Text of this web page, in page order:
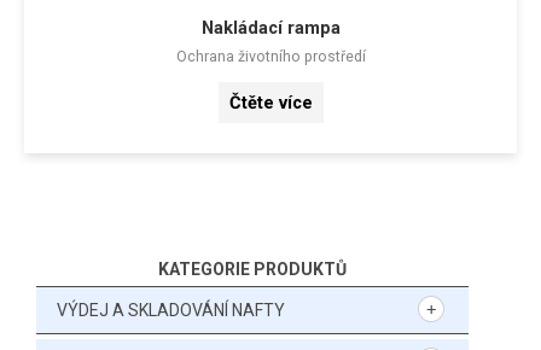
KATEGORIE PRODUKTŮ
VÝDEJ A SKLADOVÁNÍ NAFTY
Nakládací rampa
Ochrana životního prostředí
Čtěte více